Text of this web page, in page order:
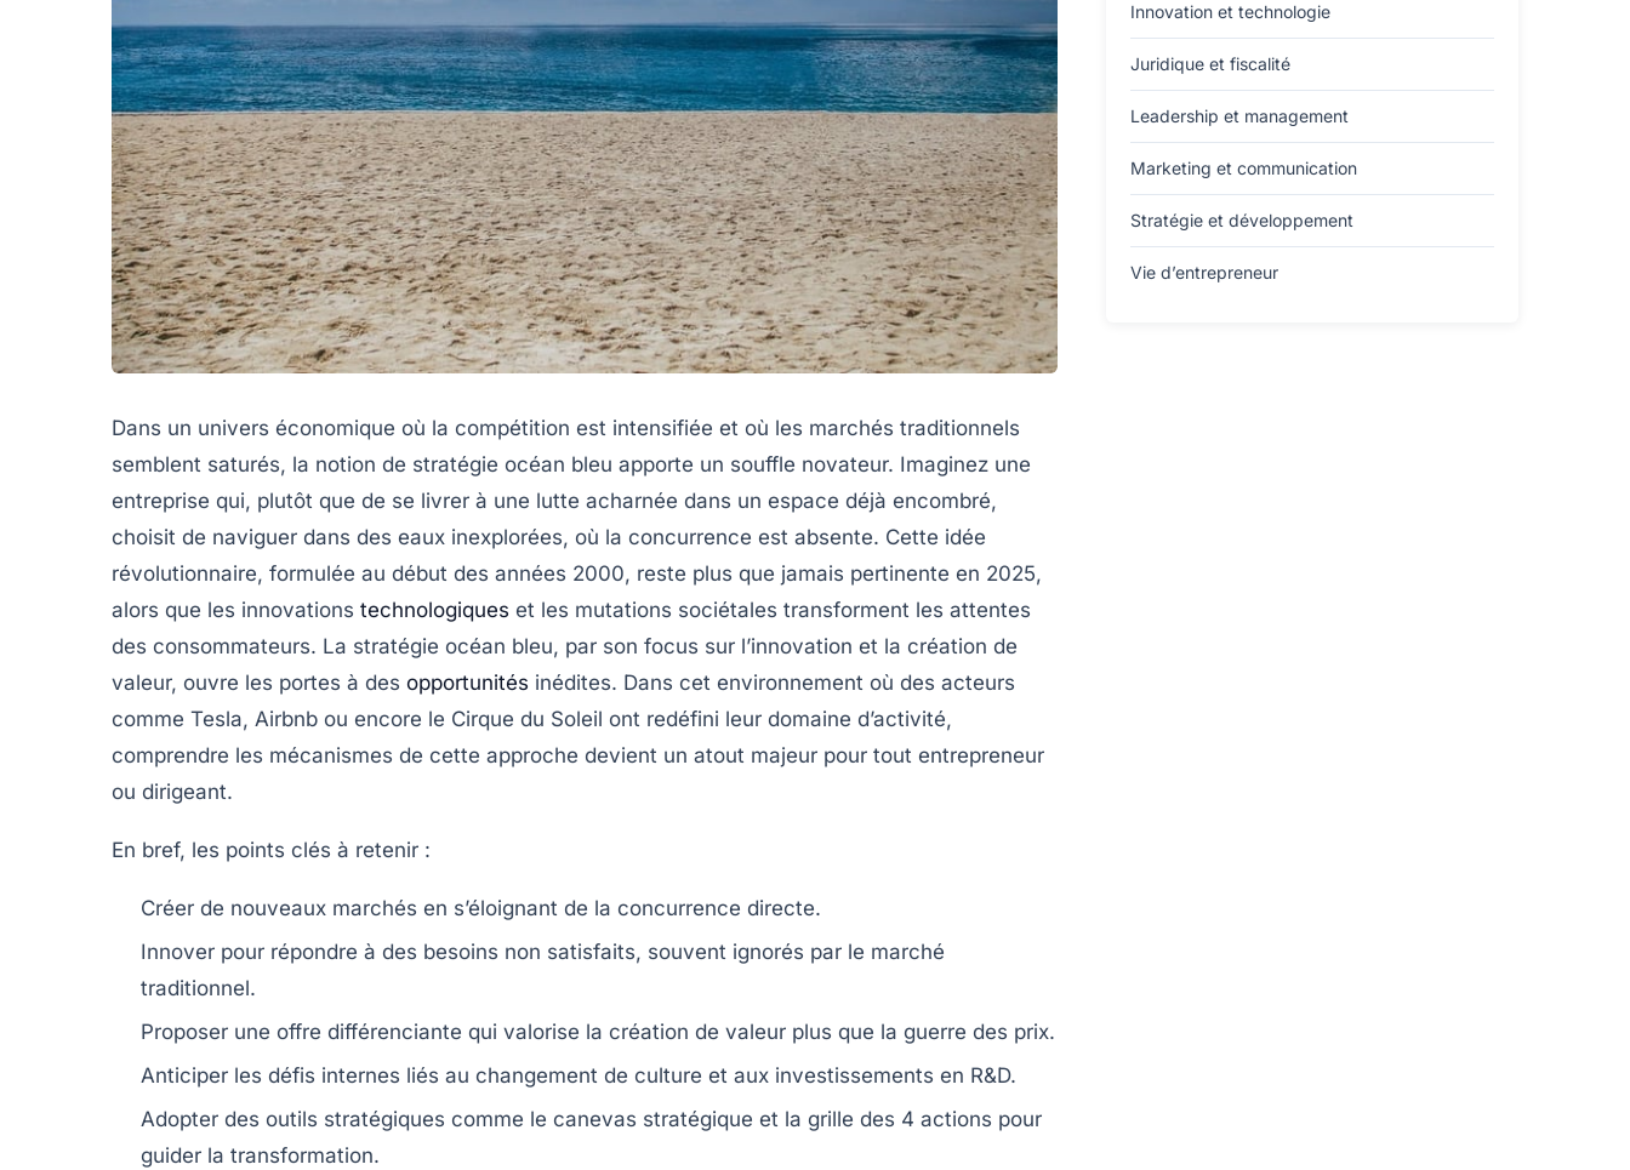
Dans un univers économique où la compétition est intensifiée et où les marchés traditionnels
semblent saturés, la notion de stratégie océan bleu apporte un souffle novateur. Imaginez une
entreprise qui, plutôt que de se livrer à une lutte acharnée dans un espace déjà encombré,
choisit de naviguer dans des eaux inexplorées, où la concurrence est absente. Cette idée
révolutionnaire, formulée au début des années 2000, reste plus que jamais pertinente en 2025,
alors que les innovations technologiques et les mutations sociétales transforment les attentes
des consommateurs. La stratégie océan bleu, par son focus sur l’innovation et la création de
valeur, ouvre les portes à des opportunités inédites. Dans cet environnement où des acteurs
comme Tesla, Airbnb ou encore le Cirque du Soleil ont redéfini leur domaine d’activité,
comprendre les mécanismes de cette approche devient un atout majeur pour tout entrepreneur
ou dirigeant.
En bref, les points clés à retenir :
Créer de nouveaux marchés en s’éloignant de la concurrence directe.
Innover pour répondre à des besoins non satisfaits, souvent ignorés par le marché
traditionnel.
Proposer une offre différenciante qui valorise la création de valeur plus que la guerre des prix.
Anticiper les défis internes liés au changement de culture et aux investissements en R&D.
Adopter des outils stratégiques comme le canevas stratégique et la grille des 4 actions pour
guider la transformation.
Innovation et technologie
Juridique et fiscalité
Leadership et management
Marketing et communication
Stratégie et développement
Vie d’entrepreneur